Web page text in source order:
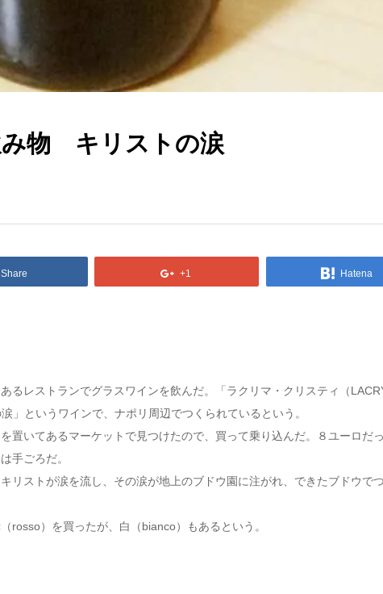
物 キリストの涙
Share +1 Hatena
るレストランでグラスワインを飲んだ。「ラクリマ・クリスティ（
」というワインで、ナポリ周辺でつくられているという。
置いてあるマーケットで見つけたので、買って乗り込んだ。８ユーロだ
手ごろだ。
リストが涙を流し、その涙が地上のブドウ園に注がれ、できたブドウで
rosso）を買ったが、白（bianco）もあるという。